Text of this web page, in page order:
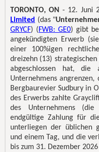
TORONTO, ON - 12. Juni
Limited (das "
GRYCF) (FWB: GE0) gibt
angekündigten Erwerb
einer 100%igen
dreizehn (13)
abgeschlossen hat, die
Unternehmens angrenzen,
Bergbaurevier Sudbury in
des Erwerbs zahlte
des Unternehmens
endgültige Zahlung für
unterliegen der üblichen
und einem Tag, und die
bis zum 31. Dezember